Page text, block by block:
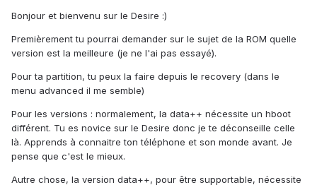
Bonjour et bienvenu sur le Desire :)
Premièrement tu pourrai demander sur le sujet de la ROM quelle
version est la meilleure (je ne l'ai pas essayé).
Pour ta partition, tu peux la faire depuis le recovery (dans le
menu advanced il me semble)
Pour les versions : normalement, la data++ nécessite un hboot
différent. Tu es novice sur le Desire donc je te déconseille celle
là. Apprends à connaitre ton téléphone et son monde avant. Je
pense que c'est le mieux.
Autre chose, la version data++, pour être supportable, nécessite